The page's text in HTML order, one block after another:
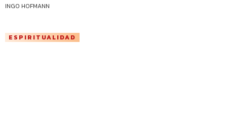
INGO HOFMANN
ESPIRITUALIDAD